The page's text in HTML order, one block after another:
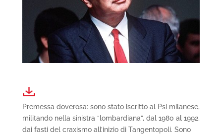
Premessa doverosa: sono stato iscritto al Psi milanese,
militando nella sinistra “lombardiana”, dal 1980 al 1992,
dai fasti del craxismo all’inizio di Tangentopoli. Sono